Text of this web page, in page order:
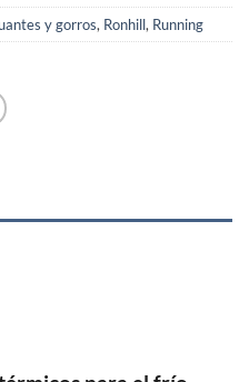
y gorros, Ronhill, Running